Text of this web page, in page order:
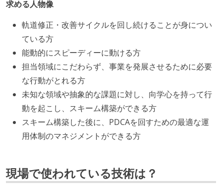
求める人物像
軌道修正・改善サイクルを回し続けることが身につい
ている方
能動的にスピーディーに動ける方
担当領域にこだわらず、事業を発展させるために必要
な行動がとれる方
未知な領域や抽象的な課題に対し、向学心を持って行
動を起こし、スキーム構築ができる方
スキーム構築した後に、PDCAを回すための最適な運
用体制のマネジメントができる方
現場で使われている技術は？